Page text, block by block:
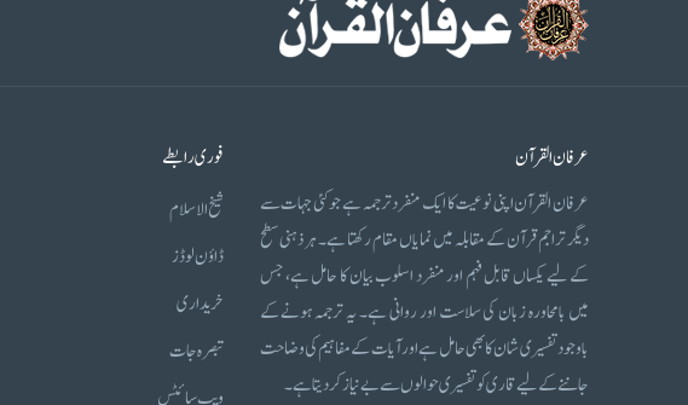
عرفان القرآن
عرفان القرآن اپنی نوعیت کا ایک منفرد ترجمہ ہے جو کئی جہات سے
دیگر تراجم قرآن کے مقابلہ میں نمایاں مقام رکھتا ہے۔ ہر ذہنی سطح
کے لیے یکساں قابل فہم اور منفرد اسلوب بیان کا حامل ہے، جس
میں بامحاورہ زبان کی سلاست اور روانی ہے۔ یہ ترجمہ ہونے کے
باوجود تفسیری شان کا بھی حامل ہے اور آیات کے مفاہیم کی وضاحت
جاننے کے لیے قاری کو تفسیری حوالوں سے بے نیاز کر دیتا ہے۔
فوری رابطے
شیخ الاسلام
ڈاؤن لوڈز
خریداری
تبصرہ جات
ویب سائٹس